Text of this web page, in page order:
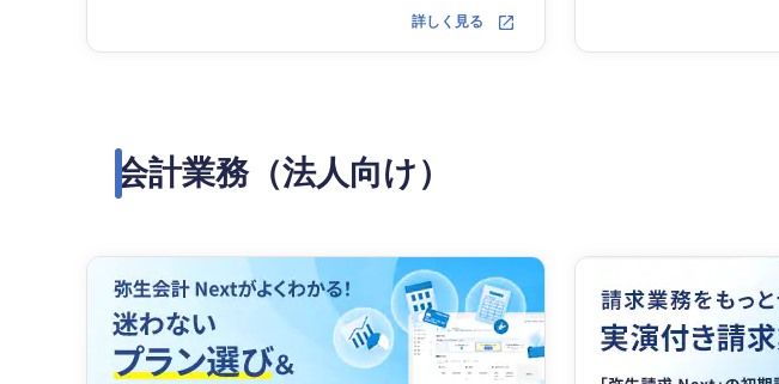
詳しく見る
会計業務（法人向け）